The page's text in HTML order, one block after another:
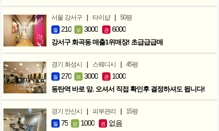
서울 강서구 | 타이샵 | 50평
월 210 보 3000 권 6000
강서구 화곡동 매출1위매장! 초급급급매
경기 화성시 | 스웨디시 | 45평
월 270 보 3000 권 1000
동탄역 바로 앞. 오셔서 직접 확인후 결정하셔도 됩니다!
경기 안산시 | 피부관리 | 15평
월 75 보 1000 권 없음